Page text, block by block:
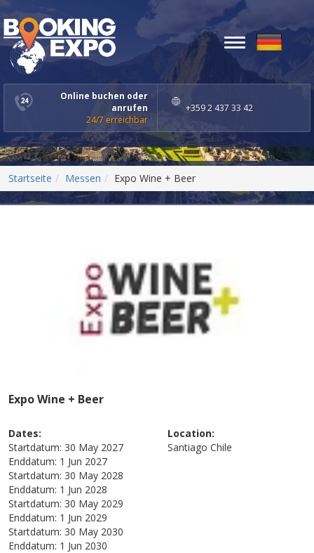
Online buchen oder
anrufen
24/7 erreichbar
+359 2 437 33 42
Toggle
navigation
Startseite Messen Expo Wine + Beer
Expo Wine + Beer
Dates:
Startdatum: 30 May 2027
Enddatum: 1 Jun 2027
Startdatum: 30 May 2028
Enddatum: 1 Jun 2028
Startdatum: 30 May 2029
Enddatum: 1 Jun 2029
Startdatum: 30 May 2030
Enddatum: 1 Jun 2030
Location:
Santiago Chile